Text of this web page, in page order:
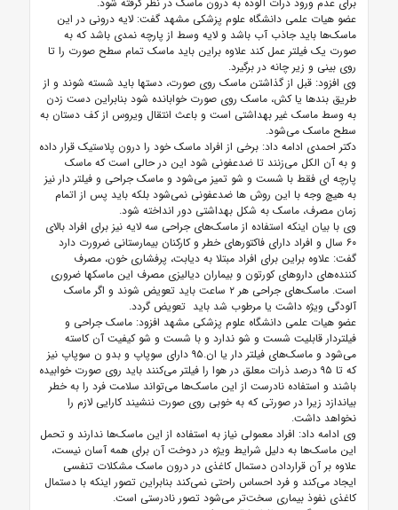
عضو هیات علمی دانشگاه علوم پزشکی مشهد گفت: لایه درونی در این
ماسک‌ها باید جاذب آب باشد و لایه وسط از پارچه نمدی باشد که به
صورت یک فیلتر عمل کند علاوه براین باید ماسک تمام سطح صورت را تا
روی بینی و زیر چانه در برگیرد.
وی افزود: قبل از گذاشتن ماسک روی صورت، دستها باید شسته شوند و از
طریق بندها یا کش، ماسک روی صورت خوابانده شود بنابراین دست زدن
به وسط ماسک غیر بهداشتی است و باعث انتقال ویروس از کف دستان به
سطح ماسک می‌شود.
دکتر احمدی ادامه داد: برخی از افراد ماسک خود را درون پلاستیک قرار داده
و به آن الکل می‌زنند تا ضدعفونی شود این در حالی است که ماسک
پارچه ای فقط با شست و شو تمیز می‌شود و ماسک جراحی و فیلتر دار نیز
به هیچ وجه با این روش ها ضدعفونی نمی‌شود بلکه باید پس از اتمام
زمان مصرف، ماسک به شکل بهداشتی دور انداخته شود.
وی با بیان اینکه استفاده از ماسک‌های جراحی سه لایه نیز برای افراد بالای
۶۰ سال و افراد دارای فاکتورهای خطر و کارکنان بیمارستانی ضرورت دارد
گفت: علاوه براین برای افراد مبتلا به دیابت، پرفشاری خون، مصرف
کننده‌های داروهای کورتون و بیماران دیالیزی مصرف این ماسکها ضروری
است. ماسک‌های جراحی هر ۲ ساعت باید تعویض شوند و اگر ماسک
آلودگی ویژه داشت یا مرطوب شد باید تعویض گردد.
عضو هیات علمی دانشگاه علوم پزشکی مشهد افزود: ماسک جراحی و
فیلتردار قابلیت شست و شو ندارد و با شست و شو کیفیت آن کاسته
می‌شود و ماسک‌های فیلتر دار یا ان.۹۵ دارای سوپاپ و بدو ن سوپاپ نیز
که تا ۹۵ درصد ذرات معلق در هوا را فیلتر می‌کنند باید روی صورت خوابیده
باشند و استفاده نادرست از این ماسک‌ها می‌تواند سلامت فرد را به خطر
بیاندازد زیرا در صورتی که به خوبی روی صورت ننشیند کارایی لازم را
نخواهد داشت.
وی ادامه داد: افراد معمولی نیاز به استفاده از این ماسک‌ها ندارند و تحمل
این ماسک‌ها به دلیل شرایط ویژه در دوخت آن برای همه آسان نیست،
علاوه بر آن قراردادن دستمال کاغذی در درون ماسک مشکلات تنفسی
ایجاد می‌کند و فرد احساس راحتی نمی‌کند بنابراین تصور اینکه با دستمال
کاغذی نفوذ بیماری سخت‌تر می‌شود تصور نادرستی است.